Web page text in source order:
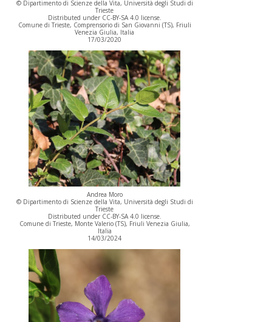
© Dipartimento di Scienze della Vita, Università degli Studi di
Trieste
Distributed under CC-BY-SA 4.0 license.
Comune di Trieste, Comprensorio di San Giovanni (TS), Friuli
Venezia Giulia, Italia
17/03/2020
Andrea Moro
© Dipartimento di Scienze della Vita, Università degli Studi di
Trieste
Distributed under CC-BY-SA 4.0 license.
Comune di Trieste, Monte Valerio (TS), Friuli Venezia Giulia,
Italia
14/03/2024